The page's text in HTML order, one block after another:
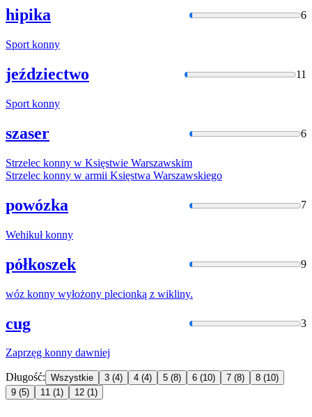
hipika 6
Sport konny
jeździectwo 11
Sport konny
szaser 6
Strzelec konny w Księstwie Warszawskim
Strzelec konny w armii Księstwa Warszawskiego
powózka 7
Wehikułkonny
półkoszek 9
wóz konny wyłożony plecionką z wikliny.
cug 3
Zaprzęg konny dawniej
Długość: Wszystkie 3 (4) 4 (4) 5 (8) 6 (10) 7 (8) 8 (10)
9 (5) 11 (1) 12 (1)